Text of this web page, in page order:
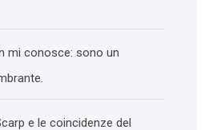
mi conosce: sono un
e le coincidenze del